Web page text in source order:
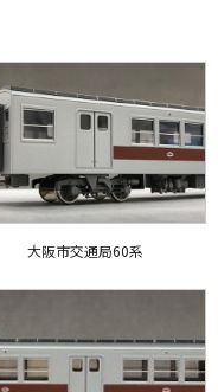
大阪市交通局60系